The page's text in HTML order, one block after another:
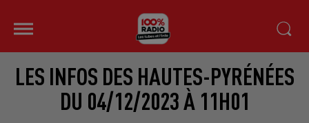
LES INFOS DES HAUTES-PYRÉNÉES
DU 04/12/2023 À 11H01